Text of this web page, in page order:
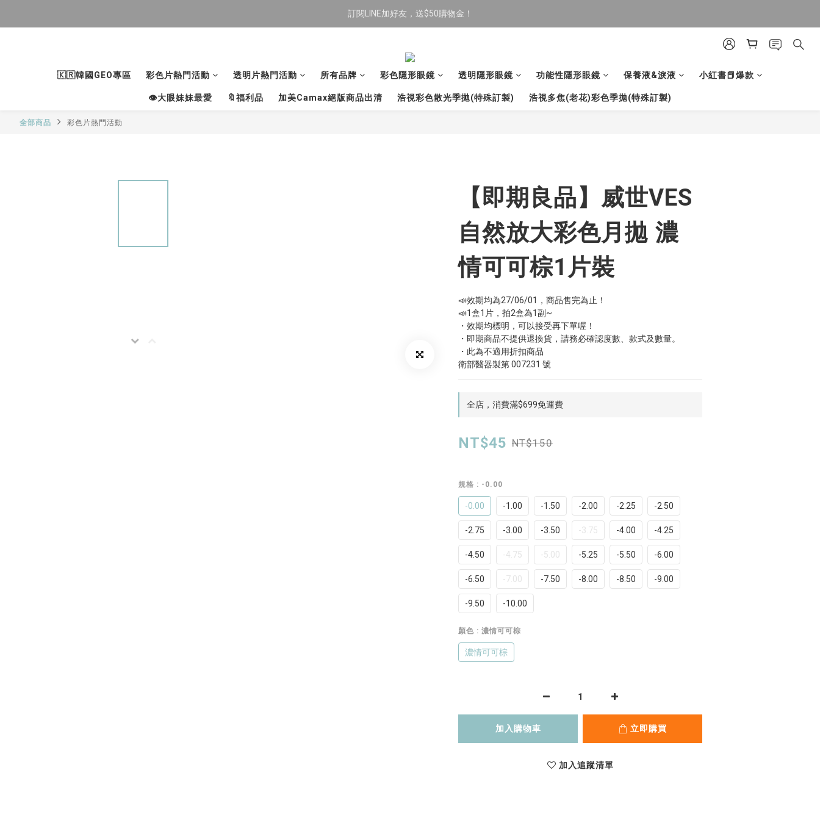
限時全館滿$699免運
訂閱LINE加好友，送$50購物金！
🇰🇷韓國GEO專區 彩色片熱門活動 透明片熱門活動 所有品牌 彩色隱形眼鏡 透明隱形眼鏡 功能性隱形眼鏡 保養液&淚液 小紅書📕爆款
👁大眼妹妹最愛 🔖福利品 加美Camax絕版商品出清 浩視彩色散光季拋(特殊訂製) 浩視多焦(老花)彩色季拋(特殊訂製)
全部商品 彩色片熱門活動
【即期良品】威世VES
自然放大彩色月拋 濃
情可可棕1片裝
📣效期均為27/06/01，商品售完為止！
📣1盒1片，拍2盒為1副~
・效期均標明，可以接受再下單喔！
・即期商品不提供退換貨，請務必確認度數、款式及數量。
・此為不適用折扣商品
衛部醫器製第 007231 號
全店，消費滿$699免運費
NT$45 NT$150
規格 : -0.00
-0.00 -1.00 -1.50 -2.00 -2.25 -2.50
-2.75 -3.00 -3.50 -3.75 -4.00 -4.25
-4.50 -4.75 -5.00 -5.25 -5.50 -6.00
-6.50 -7.00 -7.50 -8.00 -8.50 -9.00
-9.50 -10.00
顏色 : 濃情可可棕
濃情可可棕
加入購物車 立即購買
加入追蹤清單